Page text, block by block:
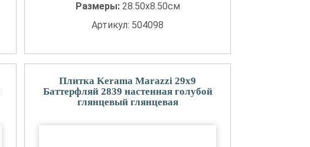
Размеры: 28.50x8.50см
Артикул: 504098
Плитка Kerama Marazzi 29x9
Баттерфляй 2839 настенная голубой
глянцевый глянцевая